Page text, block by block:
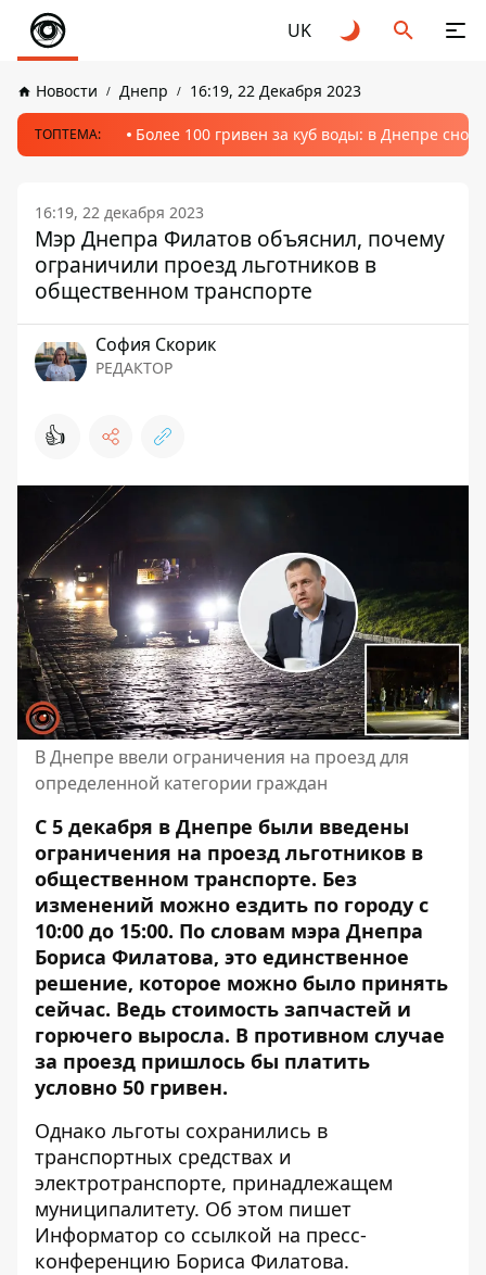
UK
Новости Днепр 16:19, 22 Декабря 2023
ТОПТЕМА: Более 100 гривен за куб воды: в Днепре
16:19, 22 декабря 2023
Мэр Днепра Филатов объяснил, почему
ограничили проезд льготников в
общественном транспорте
София Скорик
РЕДАКТОР
👍
В Днепре ввели ограничения на проезд для
определенной категории граждан
С 5 декабря в Днепре были введены
ограничения на проезд льготников в
общественном транспорте. Без
изменений можно ездить по городу с
10:00 до 15:00. По словам мэра Днепра
Бориса Филатова, это единственное
решение, которое можно было принять
сейчас. Ведь стоимость запчастей и
горючего выросла. В противном случае
за проезд пришлось бы платить
условно 50 гривен.
Однако льготы сохранились в
транспортных средствах и
электротранспорте, принадлежащем
муниципалитету. Об этом пишет
Информатор со ссылкой на пресс-
конференцию Бориса Филатова.